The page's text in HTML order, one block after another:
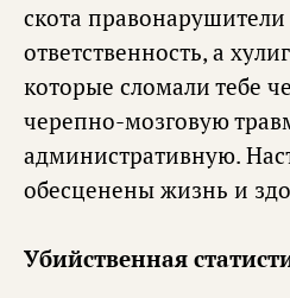
скота
ответственность, а
которые сломали тебе
черепно-мозговую
административную.
обесценены жизнь и
Убийственная